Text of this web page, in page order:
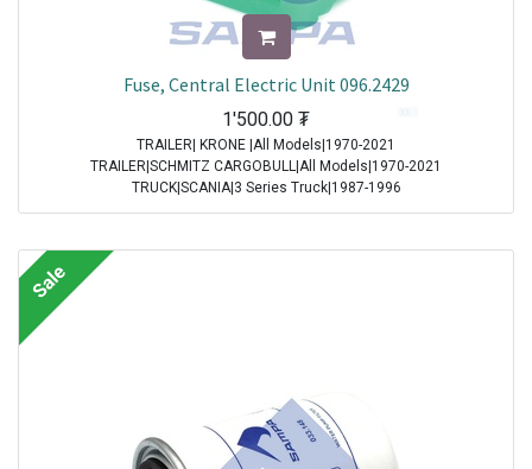
Fuse, Central Electric Unit 096.2429
1'500.00 ₮
TRAILER| KRONE |All Models|1970-2021
TRAILER|SCHMITZ CARGOBULL|All Models|1970-2021
TRUCK|SCANIA|3 Series Truck|1987-1996
TRUCK|IVECO|Eurocargo I|1991-2003
TRUCK|IVECO|Eurotech|1992-2002
TRUCK|DAF|CF75|2001-2013
TRUCK|DAF|CF85|2001-2013
TRUCK|DAF|XF95|2002-2006
Sale